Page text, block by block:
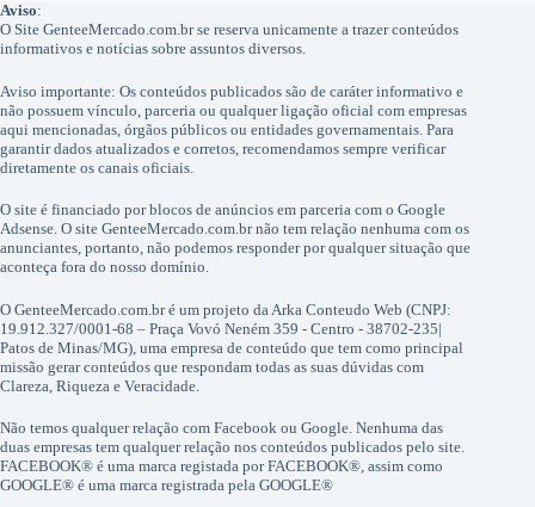
Aviso:
O Site GenteeMercado.com.br se reserva unicamente a trazer conteúdos
informativos e notícias sobre assuntos diversos.
Aviso importante: Os conteúdos publicados são de caráter informativo e
não possuem vínculo, parceria ou qualquer ligação oficial com empresas
aqui mencionadas, órgãos públicos ou entidades governamentais. Para
garantir dados atualizados e corretos, recomendamos sempre verificar
diretamente os canais oficiais.
O site é financiado por blocos de anúncios em parceria com o Google
Adsense. O site GenteeMercado.com.br não tem relação nenhuma com os
anunciantes, portanto, não podemos responder por qualquer situação que
aconteça fora do nosso domínio.
O GenteeMercado.com.br é um projeto da Arka Conteudo Web (CNPJ:
19.912.327/0001-68 – Praça Vovó Neném 359 - Centro - 38702-235|
Patos de Minas/MG), uma empresa de conteúdo que tem como principal
missão gerar conteúdos que respondam todas as suas dúvidas com
Clareza, Riqueza e Veracidade.
Não temos qualquer relação com Facebook ou Google. Nenhuma das
duas empresas tem qualquer relação nos conteúdos publicados pelo site.
FACEBOOK® é uma marca registada por FACEBOOK®, assim como
GOOGLE® é uma marca registrada pela GOOGLE®